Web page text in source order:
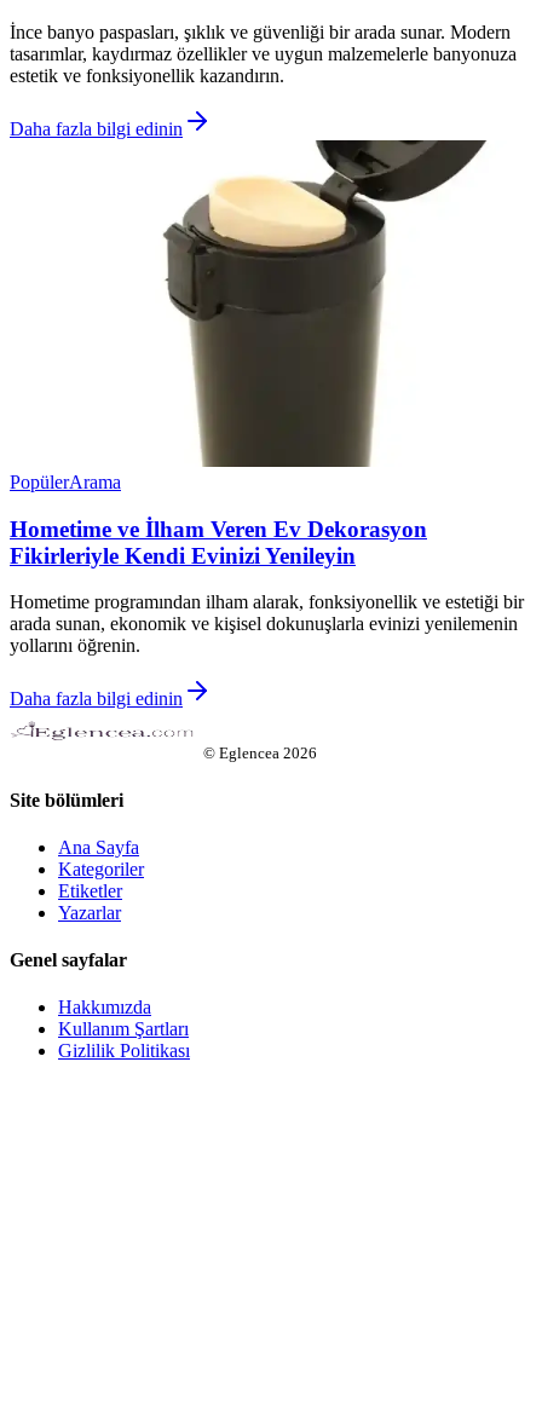
İnce banyo paspasları, şıklık ve güvenliği bir arada sunar. Modern
tasarımlar, kaydırmaz özellikler ve uygun malzemelerle banyonuza
estetik ve fonksiyonellik kazandırın.
Daha fazla bilgi edinin
PopülerArama
Hometime ve İlham Veren Ev Dekorasyon
Fikirleriyle Kendi Evinizi Yenileyin
Hometime programından ilham alarak, fonksiyonellik ve estetiği bir
arada sunan, ekonomik ve kişisel dokunuşlarla evinizi yenilemenin
yollarını öğrenin.
Daha fazla bilgi edinin
© Eglencea 2026
Site bölümleri
Ana Sayfa
Kategoriler
Etiketler
Yazarlar
Genel sayfalar
Hakkımızda
Kullanım Şartları
Gizlilik Politikası